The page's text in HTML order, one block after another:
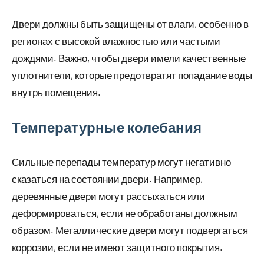
Двери должны быть защищены от влаги, особенно в
регионах с высокой влажностью или частыми
дождями. Важно, чтобы двери имели качественные
уплотнители, которые предотвратят попадание воды
внутрь помещения.
Температурные колебания
Сильные перепады температур могут негативно
сказаться на состоянии двери. Например,
деревянные двери могут рассыхаться или
деформироваться, если не обработаны должным
образом. Металлические двери могут подвергаться
коррозии, если не имеют защитного покрытия.